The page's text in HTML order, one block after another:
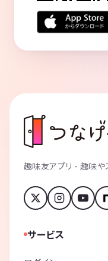
趣味友アプリ - 趣味や
サービス